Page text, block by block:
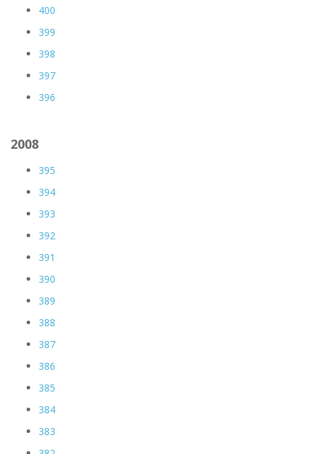
400
399
398
397
396
2008
395
394
393
392
391
390
389
388
387
386
385
384
383